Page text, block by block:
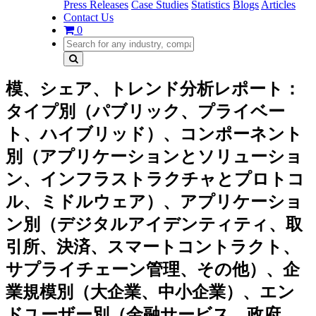
Press Releases Case Studies Statistics Blogs Articles
Contact Us
0
模、シェア、トレンド分析レポート：
タイプ別（パブリック、プライベー
ト、ハイブリッド）、コンポーネント
別（アプリケーションとソリューショ
ン、インフラストラクチャとプロトコ
ル、ミドルウェア）、アプリケーショ
ン別（デジタルアイデンティティ、取
引所、決済、スマートコントラクト、
サプライチェーン管理、その他）、企
業規模別（大企業、中小企業）、エン